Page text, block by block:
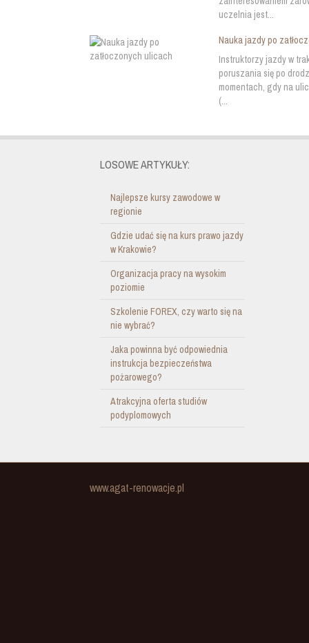
uczelnia jest...
Nauka jazdy po
Instruktorzy jazdy w
poruszania się po
momentach, gdy na
(...
LOSOWE ARTYKUŁY:
Najlepsze kursy zawodowe w
regionie
Gdzie udać się na kurs prawo jazdy
w Krakowie?
Organizacja pracy na wysokim
poziomie
Szkolenie FOREX, czy warto się na
nie wybrać?
Jaka powinna być odpowiednia
instrukcja bezpieczeństwa
pożarowego?
Atrakcyjna oferta studiów
podyplomowych
www.agat-renowacje.pl